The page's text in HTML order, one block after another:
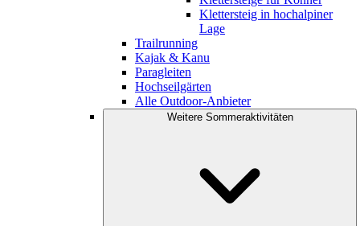
Klettersteig in hochalpiner
Lage
Trailrunning
Kajak & Kanu
Paragleiten
Hochseilgärten
Alle Outdoor-Anbieter
Weitere Sommeraktivitäten